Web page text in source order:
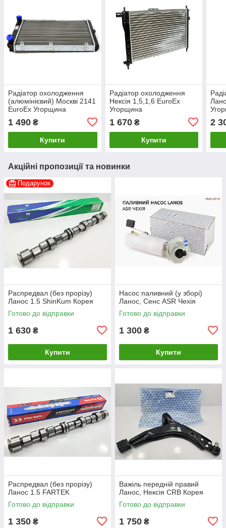
Радіатор охолодження
(алюмінієвий) Москві 2141
EuroEx Угорщина
1 490 ₴
Купити
Радіатор охолодження
Нексія 1,5,1,6 EuroEx
Угорщина
1 670₴
Купити
2
Акційні пропозиції та новинки
Подарунок
Распредвал (без прорізу)
Ланос 1.5 ShinKum Корея
Готово до відправки
1 630 ₴
Купити
Насос паливний (у зборі)
Ланос, Сенс ASR Чехія
Готово до відправки
1 300 ₴
Купити
Распредвал (без прорізу)
Ланос 1.5 FARTEK
Готово до відправки
1 350 ₴
Важіль передній правий
Ланос, Нексія CRB Корея
Готово до відправки
1 750 ₴